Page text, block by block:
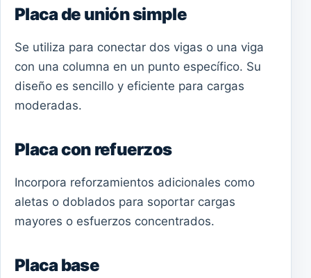
Placa de unión simple
Se utiliza para conectar dos vigas o una viga
con una columna en un punto específico. Su
diseño es sencillo y eficiente para cargas
moderadas.
Placa con refuerzos
Incorpora reforzamientos adicionales como
aletas o doblados para soportar cargas
mayores o esfuerzos concentrados.
Placa base